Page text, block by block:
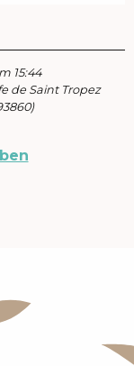
15:44
de Saint Tropez
)